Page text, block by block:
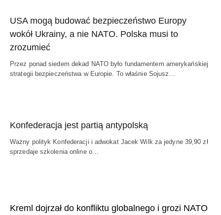
USA mogą budować bezpieczeństwo Europy
wokół Ukrainy, a nie NATO. Polska musi to
zrozumieć
Przez ponad siedem dekad NATO było fundamentem amerykańskiej
strategii bezpieczeństwa w Europie. To właśnie Sojusz…
Konfederacja jest partią antypolską
Ważny polityk Konfederacji i adwokat Jacek Wilk za jedyne 39,90 zł
sprzedaje szkolenia online o…
Kreml dojrzał do konfliktu globalnego i grozi NATO